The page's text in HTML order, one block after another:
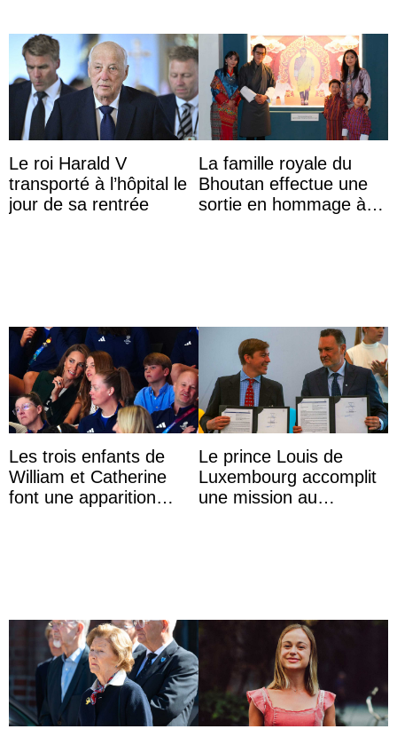
Le roi Harald V
transporté à l’hôpital le
jour de sa rentrée
La famille royale du
Bhoutan effectue une
sortie en hommage à
Les trois enfants de
William et Catherine
font une apparition
Le prince Louis de
Luxembourg accomplit
une mission au